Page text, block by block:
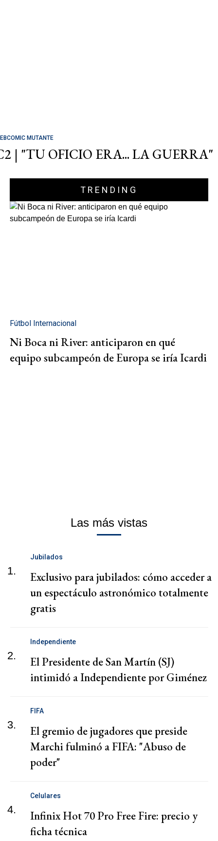
MUTANTE
| "TU OFICIO ERA... LA GUERRA"
TRENDING
Fútbol Internacional
Ni Boca ni River: anticiparon en qué
equipo subcampeón de Europa se iría Icardi
Las más vistas
1.
Jubilados
Exclusivo para jubilados: cómo acceder a
un espectáculo astronómico totalmente
gratis
2.
Independiente
El Presidente de San Martín (SJ)
intimidó a Independiente por Giménez
3.
FIFA
El gremio de jugadores que preside
Marchi fulminó a FIFA: "Abuso de
poder"
4.
Celulares
Infinix Hot 70 Pro Free Fire: precio y
ficha técnica